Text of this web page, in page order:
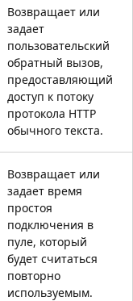
Возвращает или
задает
пользовательский
обратный вызов,
предоставляющий
доступ к потоку
протокола HTTP
обычного текста.
Возвращает или
задает время
простоя
подключения в
пуле, который
будет считаться
повторно
используемым.